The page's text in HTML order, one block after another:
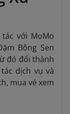
với MoMo
Bông Sen
đó đổi thành
dịch vụ và
mua vé xem